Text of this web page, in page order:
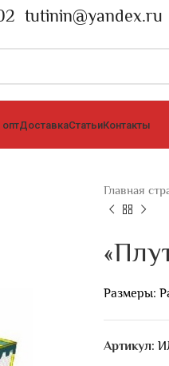
tutinin@yandex.ru
ДоставкаСтатьиКонтакты
Главная
Размеры:
Артикул: